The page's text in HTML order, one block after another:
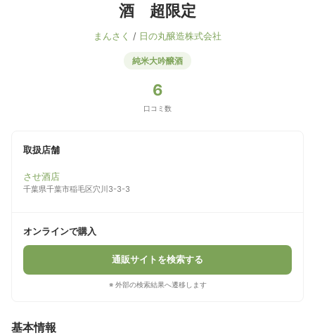
酒 超限定
まんさく / 日の丸醸造株式会社
純米大吟醸酒
6
口コミ数
取扱店舗
させ酒店
千葉県千葉市稲毛区穴川3-3-3
オンラインで購入
通販サイトを検索する
※ 外部の検索結果へ遷移します
基本情報